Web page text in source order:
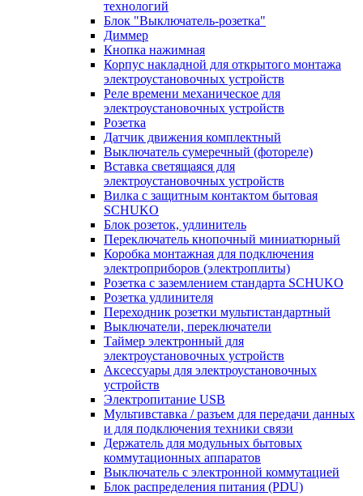
технологий
Блок "Выключатель-розетка"
Диммер
Кнопка нажимная
Корпус накладной для открытого монтажа
электроустановочных устройств
Реле времени механическое для
электроустановочных устройств
Розетка
Датчик движения комплектный
Выключатель сумеречный (фотореле)
Вставка светящаяся для
электроустановочных устройств
Вилка с защитным контактом бытовая
SCHUKO
Блок розеток, удлинитель
Переключатель кнопочный миниатюрный
Коробка монтажная для подключения
электроприборов (электроплиты)
Розетка с заземлением стандарта SCHUKO
Розетка удлинителя
Переходник розетки мультистандартный
Выключатели, переключатели
Таймер электронный для
электроустановочных устройств
Аксессуары для электроустановочных
устройств
Электропитание USB
Мультивставка / разъем для передачи данных
и для подключения техники связи
Держатель для модульных бытовых
коммутационных аппаратов
Выключатель с электронной коммутацией
Блок распределения питания (PDU)